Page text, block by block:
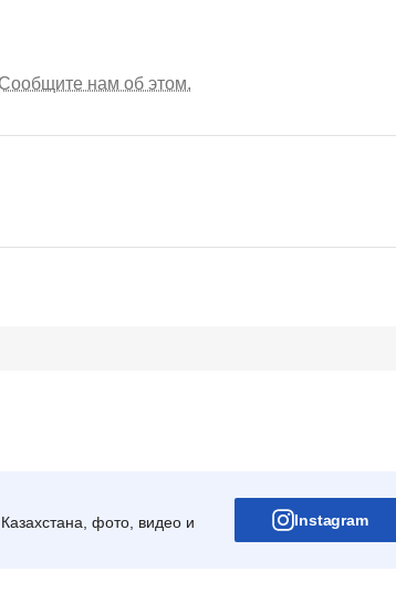
Сообщите нам об этом.
фото, видео и
Instagram